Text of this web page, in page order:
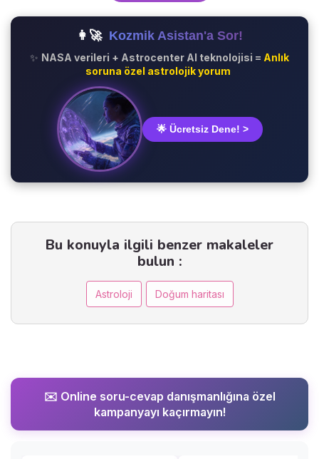
👩‍🚀 Kozmik Asistan'a Sor!
✨ NASA verileri + Astrocenter AI teknolojisi = Anlık
soruna özel astrolojik yorum
🌟 Ücretsiz Dene! >
Bu konuyla ilgili benzer makaleler
bulun :
Astroloji Doğum haritası
✉️ Online soru-cevap danışmanlığına özel
kampanyayı kaçırmayın!